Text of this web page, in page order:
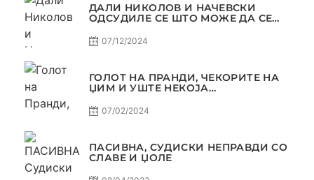
ДАЛИ НИКОЛОВ И НАЧЕВСКИ
ОДСУДИЛЕ СЕ ШТО МОЖЕ ДА СЕ
07/12/2024
ГОЛОТ НА ПРАНДИ, ЧЕКОРИТЕ НА
ЏИМ И УШТЕ НЕКОЈА
САМО РАКОМЕТ
07/02/2024
ПАСИВНА, СУДИСКИ НЕПРАВДИ СО
СЛАВЕ И ЏОЛЕ